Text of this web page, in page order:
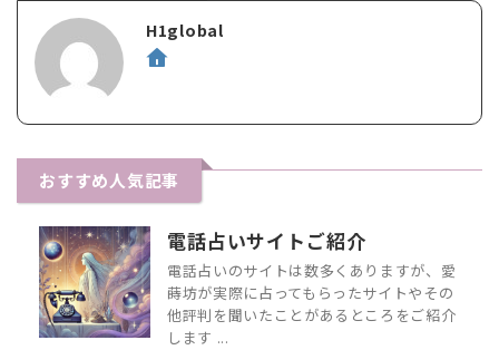
H1global
おすすめ人気記事
電話占いサイトご紹介
電話占いのサイトは数多くありますが、愛
蒔坊が実際に占ってもらったサイトやその
他評判を聞いたことがあるところをご紹介
します ...